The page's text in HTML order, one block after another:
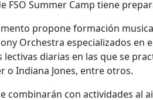
FSO Summer Camp tiene
propone formación
Orchestra especializados en
lectivas diarias en las que se
o Indiana Jones, entre otros.
combinarán con actividades al